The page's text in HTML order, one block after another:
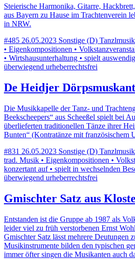
Steierische Harmonika, Gitarre,
aus Bayern zu Hause im Trachtenverein
in NRW.
#485 26.05.2023 Sonstige (D)
• Eigenkompositionen •
• Wirtshausunterhaltung • spielt
überwiegend urheberrechtsfrei
De Heidjer
Die Musikkapelle der Tanz- und
Beekscheepers“ aus Scheeßel spielt bei
überlieferten traditionellen Tänze ihrer
Bunten“ (Kontratänze mit französischem
#831 26.05.2023 Sonstige (D)
trad. Musik • Eigenkompositionen •
konzertant auf • spielt in wechselnden
überwiegend urheberrechtsfrei
Gmischter Satz aus
Entstanden ist die Gruppe ab 1987 als
leider viel zu früh verstorbenen Ernst
Gmischter Satz lässt mehrere Deutungen
Musikinstrumente bilden den typischen
immer öfter singen die Musikanten auch